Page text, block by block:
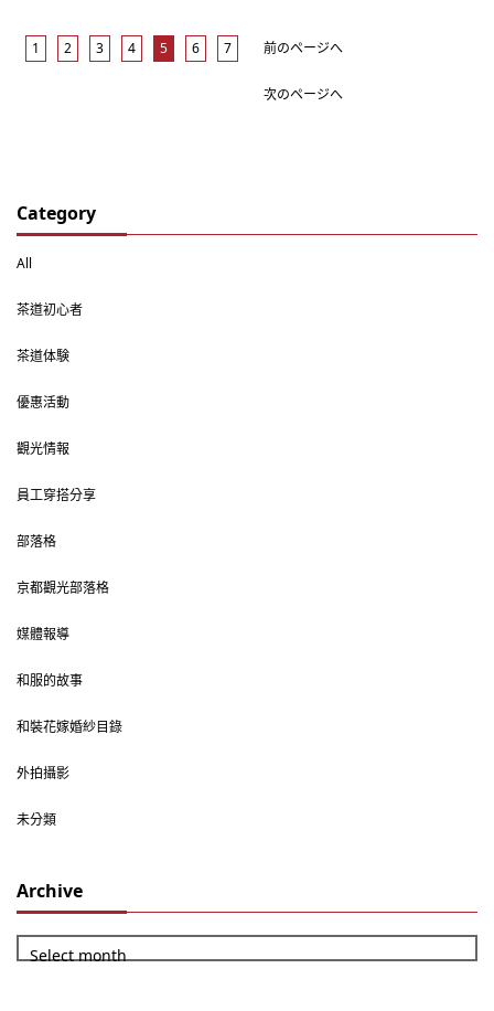
Category
All
茶道初心者
茶道体験
優惠活動
觀光情報
員工穿搭分享
部落格
京都觀光部落格
媒體報導
和服的故事
和裝花嫁婚紗目錄
外拍攝影
未分類
Archive
Select month
前のページへ
1 2 3 4 5 6 7
次のページへ